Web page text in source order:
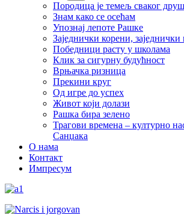
Породица је темељ сваког
Знам како се осећам
Упознај лепоте Рашке
Заједнички корени, заједнички
Победници расту у школама
Клик за сигурну будућност
Врњачка ризница
Прекини круг
Од игре до успех
Живот који долази
Рашка бира зелено
Трагови времена – културно
Санџака
О нама
Контакт
Импресум